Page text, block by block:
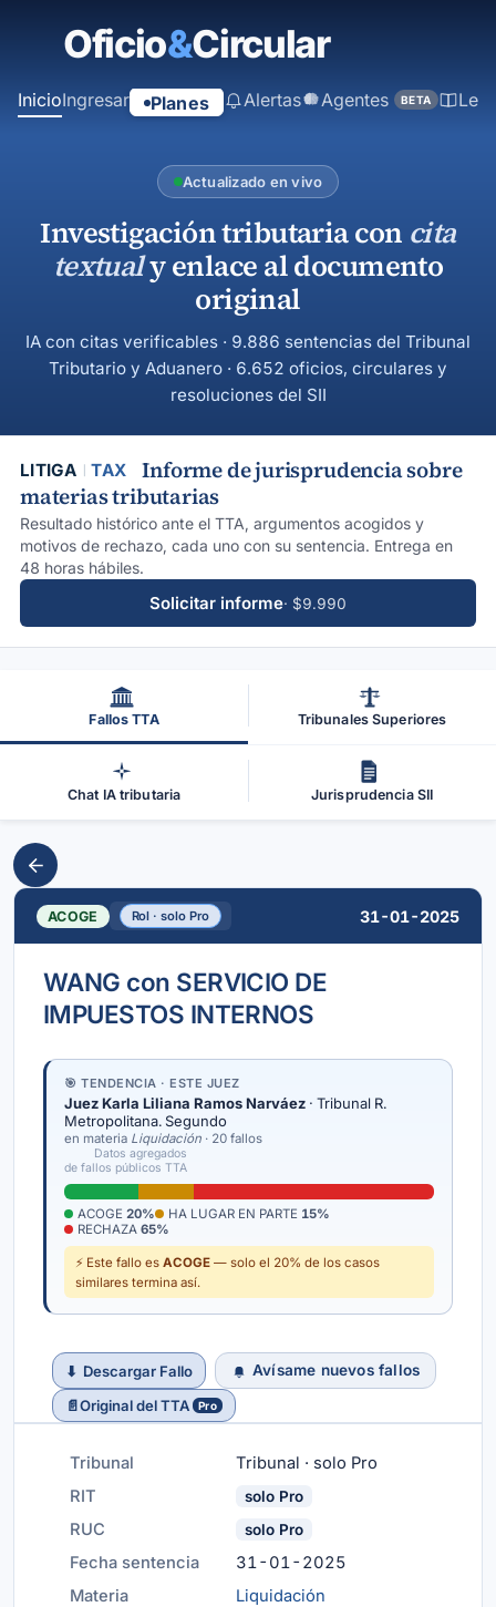
principal
InicioIngresar Planes Alertas Agentes BETA
Actualizado en vivo
Investigación tributaria con cita
textualy enlace al documento
original
IA con citas verificables · 9.886 sentencias del Tribunal
Tributario y Aduanero · 6.652 oficios, circulares y
resoluciones del SII
LITIGA TAX
Informe de jurisprudencia sobre
materias tributarias
Resultado histórico ante el TTA, argumentos acogidos y
motivos de rechazo, cada uno con su sentencia. Entrega en
48 horas hábiles.
Solicitar informe· $9.990
Fallos TTA Tribunales Superiores
Chat IA tributaria Jurisprudencia SII
ACOGE Rol · solo Pro 31-01-2025
WANG con SERVICIO DE
IMPUESTOS INTERNOS
🎯 TENDENCIA · ESTE JUEZ
Juez Karla Liliana Ramos Narváez · Tribunal R.
Metropolitana. Segundo
en materia Liquidación · 20 fallos
Datos agregados
de fallos públicos TTA
ACOGE 20% HA LUGAR EN PARTE 15%
RECHAZA 65%
⚡ Este fallo es ACOGE — solo el 20% de los casos
similares termina así.
⬇ Descargar Fallo
Avísame nuevos fallos
📄Original del TTA Pro
Tribunal
Tribunal · solo Pro
RIT
solo Pro
RUC solo Pro
Fecha sentencia
31-01-2025
Materia
Liquidación